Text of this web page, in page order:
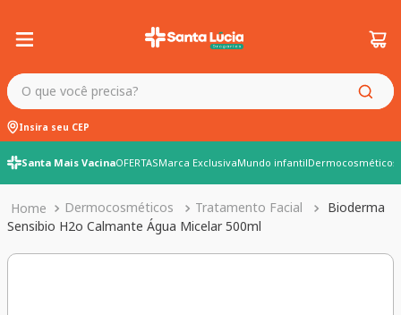
O que você precisa?
Insira seu CEP
Santa Mais VacinaOFERTASMarca ExclusivaMundo infantilDermocosméticos
Dermocosméticos Tratamento Facial
Bioderma
Sensibio H2o Calmante Água Micelar 500ml